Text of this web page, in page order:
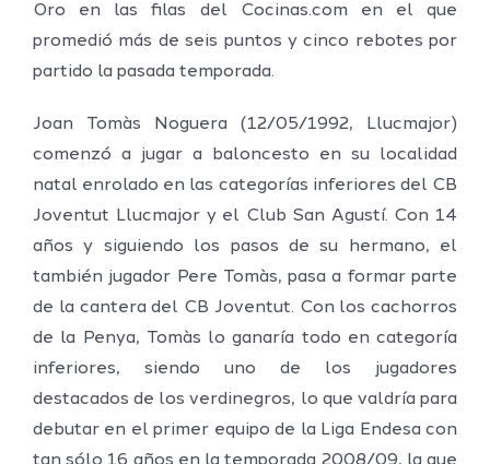
Oro en las filas del Cocinas.com en el que
promedió más de seis puntos y cinco rebotes por
partido la pasada temporada.
Joan Tomàs Noguera (12/05/1992, Llucmajor)
comenzó a jugar a baloncesto en su localidad
natal enrolado en las categorías inferiores del CB
Joventut Llucmajor y el Club San Agustí. Con 14
años y siguiendo los pasos de su hermano, el
también jugador Pere Tomàs, pasa a formar parte
de la cantera del CB Joventut. Con los cachorros
de la Penya, Tomàs lo ganaría todo en categoría
inferiores, siendo uno de los jugadores
destacados de los verdinegros, lo que valdría para
debutar en el primer equipo de la Liga Endesa con